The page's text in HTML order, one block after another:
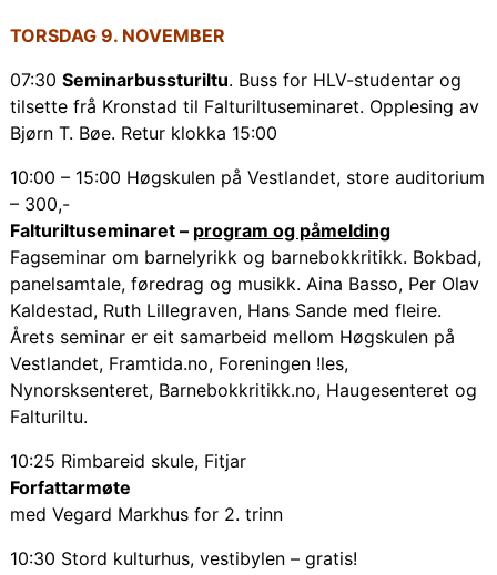
TORSDAG 9. NOVEMBER
07:30 Seminarbussturiltu. Buss for HLV-studentar og
tilsette frå Kronstad til Falturiltuseminaret. Opplesing av
Bjørn T. Bøe. Retur klokka 15:00
10:00 – 15:00 Høgskulen på Vestlandet, store auditorium
– 300,-
Falturiltuseminaret – program og påmelding
Fagseminar om barnelyrikk og barnebokkritikk. Bokbad,
panelsamtale, føredrag og musikk. Aina Basso, Per Olav
Kaldestad, Ruth Lillegraven, Hans Sande med fleire.
Årets seminar er eit samarbeid mellom Høgskulen på
Vestlandet, Framtida.no, Foreningen !les,
Nynorsksenteret, Barnebokkritikk.no, Haugesenteret og
Falturiltu.
10:25 Rimbareid skule, Fitjar
Forfattarmøte
med Vegard Markhus for 2. trinn
10:30 Stord kulturhus, vestibylen – gratis!